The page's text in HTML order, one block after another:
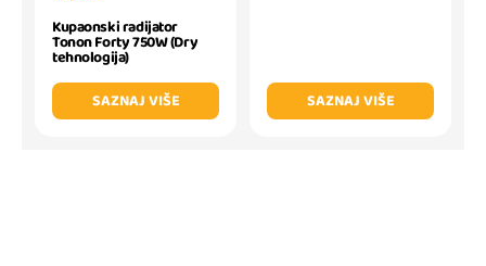
Kupaonski radijator
Tonon Forty 750W (Dry
tehnologija)
SAZNAJ VIŠE
SAZNAJ VIŠE